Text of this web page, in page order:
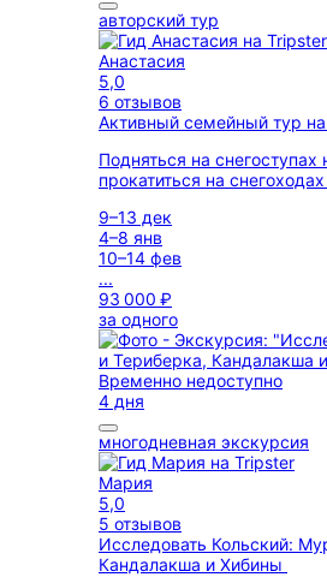
авторский тур
Анастасия
5,0
6 отзывов
Активный семейный тур
Подняться на
прокатиться на
9–13 дек
4–8 янв
10–14 фев
...
93 000 ₽
за одного
Временно недоступно
4 дня
многодневная экскурсия
Мария
5,0
5 отзывов
Исследовать Кольский:
Кандалакша и Хибины